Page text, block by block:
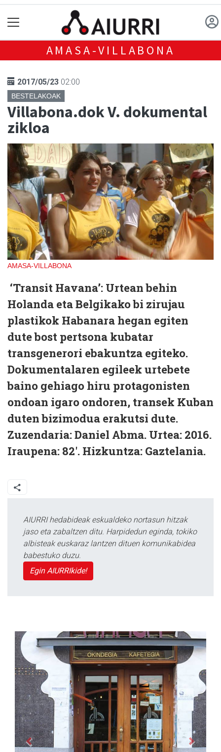
AMASA-VILLABONA
2017/05/23 02:00
BESTELAKOAK
Villabona.dok V. dokumental
zikloa
AMASA-VILLABONA
‘Transit Havana’: Urtean behin
Holanda eta Belgikako bi zirujau
plastikok Habanara hegan egiten
dute bost pertsona kubatar
transgenerori ebakuntza egiteko.
Dokumentalaren egileek urtebete
baino gehiago hiru protagonisten
ondoan igaro ondoren, transek Kuban
duten bizimodua erakutsi dute.
Zuzendaria: Daniel Abma. Urtea: 2016.
Iraupena: 82'. Hizkuntza: Gaztelania.
AIURRI hedabideak eskualdeko nortasun hitzak
jaso eta zabaltzen ditu. Harpidedun eginda, tokiko
albisteak euskaraz lantzen dituen komunikabidea
babestuko duzu.
Egin AIURRIkide!
Previous Next